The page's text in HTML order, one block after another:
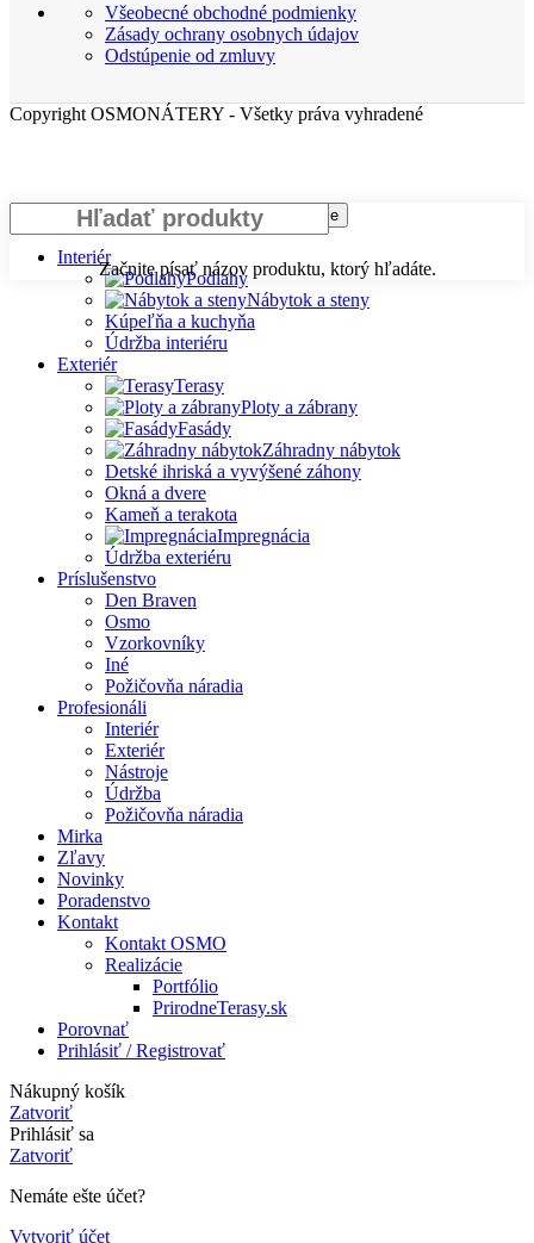
Všeobecné obchodné podmienky
Zásady ochrany osobnych údajov
Odstúpenie od zmluvy
Copyright OSMONÁTERY - Všetky práva vyhradené
Začnite písať názov produktu, ktorý hľadáte.
Vyhľadávanie
Interiér
Podlahy
Nábytok a steny
Kúpeľňa a kuchyňa
Údržba interiéru
Exteriér
Terasy
Ploty a zábrany
Fasády
Záhradny nábytok
Detské ihriská a vyvýšené záhony
Okná a dvere
Kameň a terakota
Impregnácia
Údržba exteriéru
Príslušenstvo
Den Braven
Osmo
Vzorkovníky
Iné
Požičovňa náradia
Profesionáli
Interiér
Exteriér
Nástroje
Údržba
Požičovňa náradia
Mirka
Zľavy
Novinky
Poradenstvo
Kontakt
Kontakt OSMO
Realizácie
Portfólio
PrirodneTerasy.sk
Porovnať
Prihlásiť / Registrovať
Nákupný košík
Zatvoriť
Prihlásiť sa
Zatvoriť
Nemáte ešte účet?
Vytvoriť účet